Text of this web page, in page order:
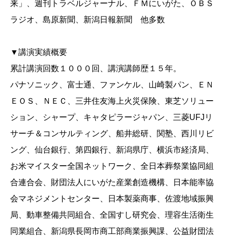
来」、週刊トラベルジャーナル、ＦＭにいがた、ＯＢＳ
ラジオ、島原新聞、新潟日報新聞 他多数
▼講演実績概要
累計講演回数１０００回、講演講師歴１５年。
パナソニック、富士通、ファンケル、山崎製パン、ＥＮ
ＥＯＳ、ＮＥＣ、三井住友海上火災保険、東芝ソリュー
ション、シャープ、キャタピラージャパン、三菱UFJリ
サーチ＆コンサルティング、船井総研、関塾、西川リビ
ング、仙台銀行、第四銀行、新潟県庁、横浜市経済局、
お米マイスター全国ネットワーク、全日本葬祭業協同組
合連合会、財団法人にいがた産業創造機構、日本能率協
会マネジメントセンター、日本製薬商事、佐渡地域振興
局、動車整備共同組合、全国すし研究会、理容生活衛生
同業組合、新潟県長岡市商工部商業振興課、公益財団法